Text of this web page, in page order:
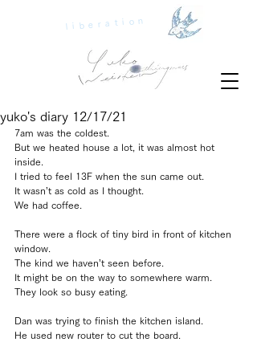
liberation
yuko's diary 12/17/21
7am was the coldest.
But we heated house a lot, it was almost hot
inside.
I tried to feel 13F when the sun came out.
It wasn’t as cold as I thought.
We had coffee.
There were a flock of tiny bird in front of kitchen
window.
The kind we haven’t seen before.
It might be on the way to somewhere warm.
They look so busy eating.
Dan was trying to finish the kitchen island.
He used new router to cut the board.